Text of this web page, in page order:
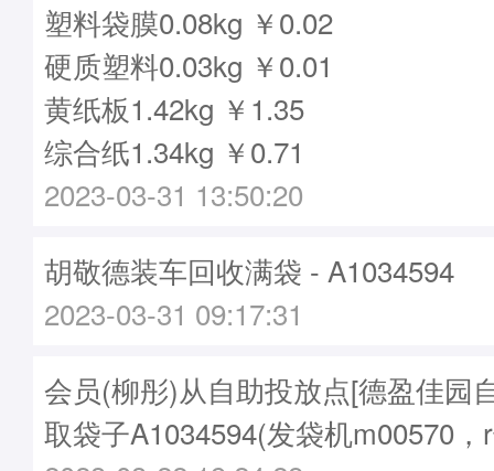
塑料袋膜0.08kg ￥0.02
硬质塑料0.03kg ￥0.01
黄纸板1.42kg ￥1.35
综合纸1.34kg ￥0.71
2023-03-31 13:50:20
胡敬德装车回收满袋 - A1034594
2023-03-31 09:17:31
会员(柳彤)从自助投放点[德盈佳园
取袋子A1034594(发袋机m00570，